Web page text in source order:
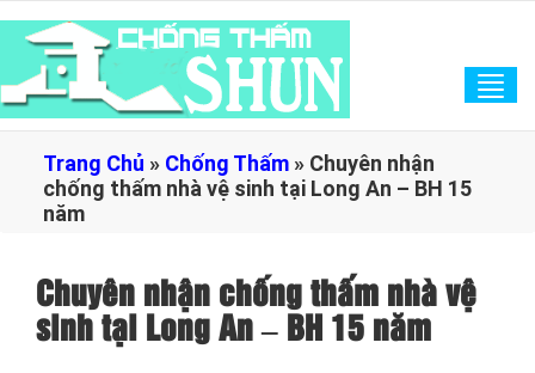
Trang Chủ » Chống Thấm » Chuyên nhận
chống thấm nhà vệ sinh tại Long An – BH 15
năm
Chuyên nhận chống thấm nhà vệ
sinh tại Long An – BH 15 năm